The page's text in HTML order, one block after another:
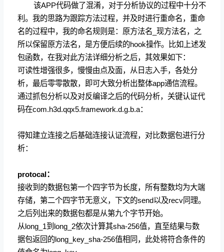
该APP代码做了混淆，对于分析协议的过程中十分不
利。我的思路为跟踪方法过程，并及时进行重命名，重命
名的过程中，我的命名规则是：原方法名_现方法名，之
所以保留原方法名，是方便后续的hook操作。比如上述发
包函数，在我对此方法详细分析之后，其效果如下：
可读性增强很多，慢慢由点及面，从日志入手，各处分
析，最后零零散散，即可大致分析出整体app通信流程。
通过抓包分析以及对反编译之后的代码分析，关键认证代
码在com.h3d.qqx5.framework.d.g.b.a：
得知建立连接之后基础连接认证流程，对比数据包进行分
析：
protocal：
接收到的数据包第一个四字节为长度，所有整数均为大端
存储，第二个四字节无意义，下文的send以及recv同理。
之后列出来的数据包都是从第九个字节开始。
从long_1到long_2依次计算其sha-256值，直至结果与数
据包返回的long_key_sha-256值相同，此处将符合条件的